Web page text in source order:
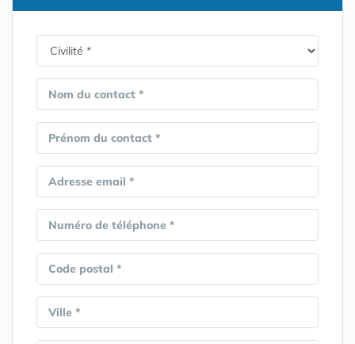
Nom du contact *
Prénom du contact *
Adresse email *
Numéro de téléphone *
Code postal *
Ville *